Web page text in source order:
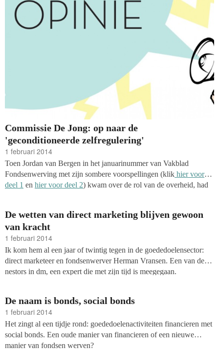
Commissie De Jong: op naar de
'geconditioneerde zelfregulering'
1 februari 2014
Toen Jordan van Bergen in het januarinummer van Vakblad
Fondsenwerving met zijn sombere voorspellingen (klik hier voor
deel 1 en hier voor deel 2) kwam over de rol van de overheid, had
alleen al bij de gedachte dat het Centraal Bureau Fondsenwerving
in de huidige vorm gaat verdwijnen. Zoveel bereikt als
fondsenwervingssector. Zo weinig respect ervoor.
De wetten van direct marketing blijven gewoon
van kracht
1 februari 2014
Ik kom hem al een jaar of twintig tegen in de goededoelensector:
direct marketeer en fondsenwerver Herman Vransen. Een van de
nestors in dm, een expert die met zijn tijd is meegegaan.
De naam is bonds, social bonds
1 februari 2014
Het zingt al een tijdje rond: goededoelenactiviteiten financieren met
social bonds. Een oude manier van financieren of een nieuwe
manier van fondsen werven?